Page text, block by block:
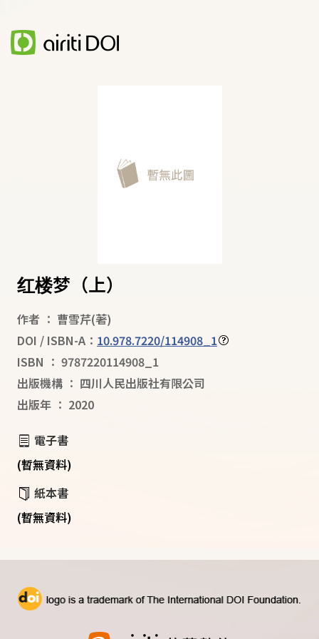
红楼梦（上）
作者 ： 曹雪芹(著)
DOI / ISBN-A： 10.978.7220/114908_1
ISBN ： 9787220114908_1
出版機構 ： 四川人民出版社有限公司
出版年 ： 2020
電子書
(暫無資料)
紙本書
(暫無資料)